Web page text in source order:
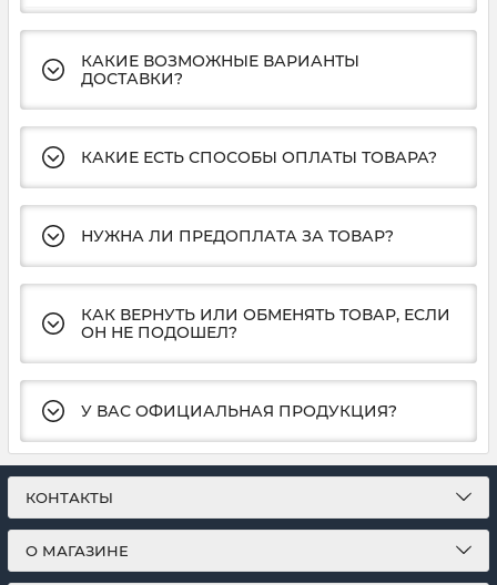
КАКИЕ ВОЗМОЖНЫЕ ВАРИАНТЫ
ДОСТАВКИ?
КАКИЕ ЕСТЬ СПОСОБЫ ОПЛАТЫ ТОВАРА?
НУЖНА ЛИ ПРЕДОПЛАТА ЗА ТОВАР?
КАК ВЕРНУТЬ ИЛИ ОБМЕНЯТЬ ТОВАР, ЕСЛИ
ОН НЕ ПОДОШЕЛ?
У ВАС ОФИЦИАЛЬНАЯ ПРОДУКЦИЯ?
КОНТАКТЫ
О МАГАЗИНЕ